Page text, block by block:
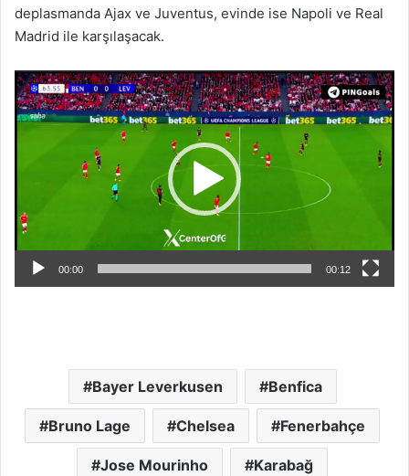
deplasmanda Ajax ve Juventus, evinde ise Napoli ve Real
Madrid ile karşılaşacak.
Video
oynatıcı
00:00 00:12
Bayer Leverkusen Benfica
Bruno Lage Chelsea Fenerbahçe
Jose Mourinho Karabağ